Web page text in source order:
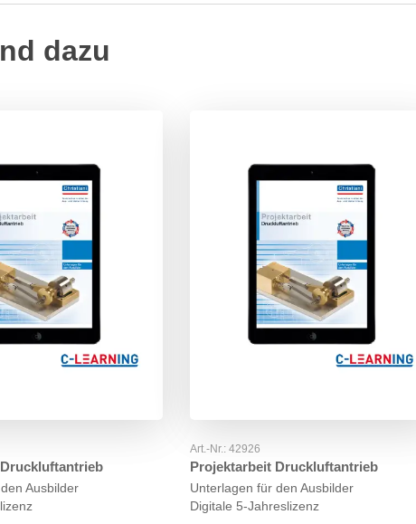
dazu
Ausbilder
Art.-Nr.: 42926
Projektarbeit Druckluftantrieb
Unterlagen für den Ausbilder
Digitale 5-Jahreslizenz